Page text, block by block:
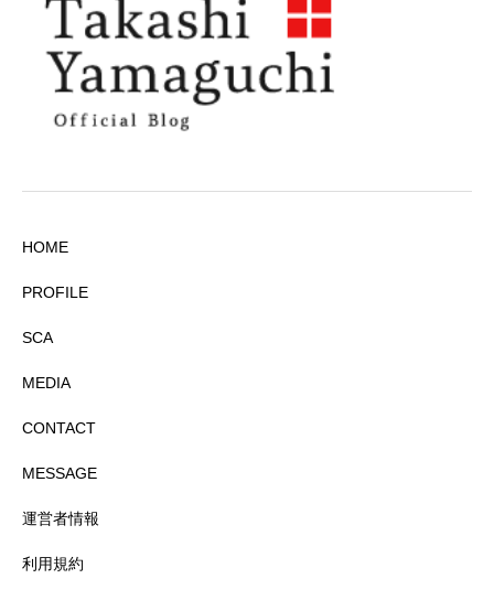
HOME
PROFILE
SCA
MEDIA
CONTACT
MESSAGE
運営者情報
利用規約